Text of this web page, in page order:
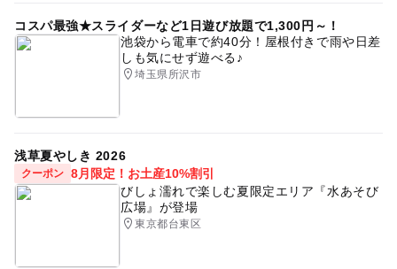
コスパ最強★スライダーなど1日遊び放題で1,300円～！
池袋から電車で約40分！屋根付きで雨や日差
しも気にせず遊べる♪
埼玉県所沢市
浅草夏やしき 2026
クーポン 8月限定！お土産10%割引
びしょ濡れで楽しむ夏限定エリア『水あそび
広場』が登場
東京都台東区